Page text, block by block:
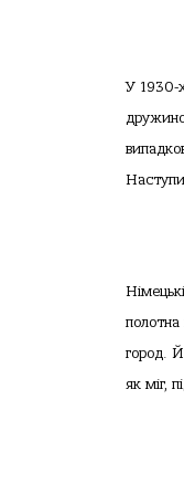
У 1930-
город.
як міг,